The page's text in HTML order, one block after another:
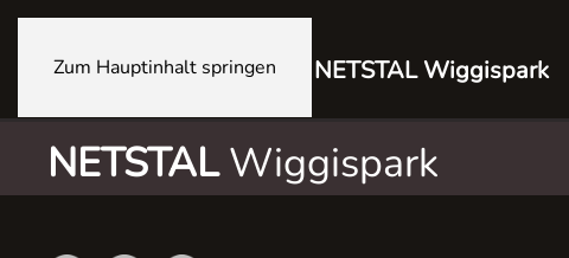
Zum Hauptinhalt springen NETSTAL Wiggispark
NETSTALWiggispark